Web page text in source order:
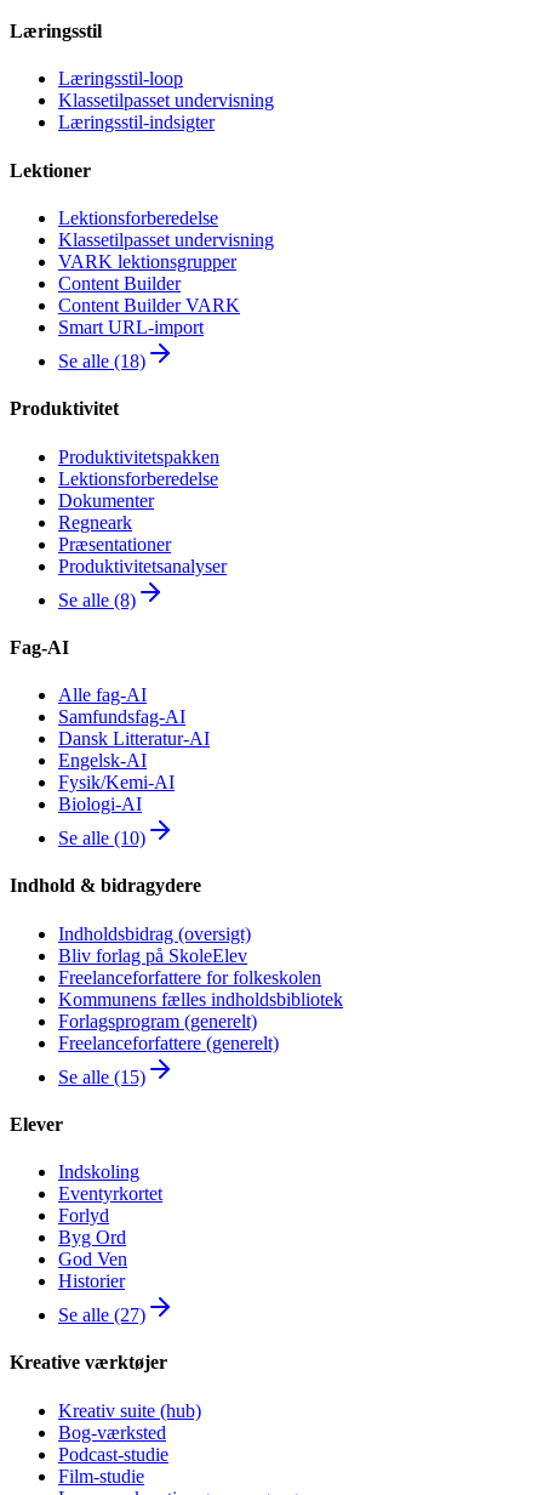
Læringsstil
Læringsstil-loop
Klassetilpasset undervisning
Læringsstil-indsigter
Lektioner
Lektionsforberedelse
Klassetilpasset undervisning
VARK lektionsgrupper
Content Builder
Content Builder VARK
Smart URL-import
Se alle (18)
Produktivitet
Produktivitetspakken
Lektionsforberedelse
Dokumenter
Regneark
Præsentationer
Produktivitetsanalyser
Se alle (8)
Fag-AI
Alle fag-AI
Samfundsfag-AI
Dansk Litteratur-AI
Engelsk-AI
Fysik/Kemi-AI
Biologi-AI
Se alle (10)
Indhold & bidragydere
Indholdsbidrag (oversigt)
Bliv forlag på SkoleElev
Freelanceforfattere for folkeskolen
Kommunens fælles indholdsbibliotek
Forlagsprogram (generelt)
Freelanceforfattere (generelt)
Se alle (15)
Elever
Indskoling
Eventyrkortet
Forlyd
Byg Ord
God Ven
Historier
Se alle (27)
Kreative værktøjer
Kreativ suite (hub)
Bog-værksted
Podcast-studie
Film-studie